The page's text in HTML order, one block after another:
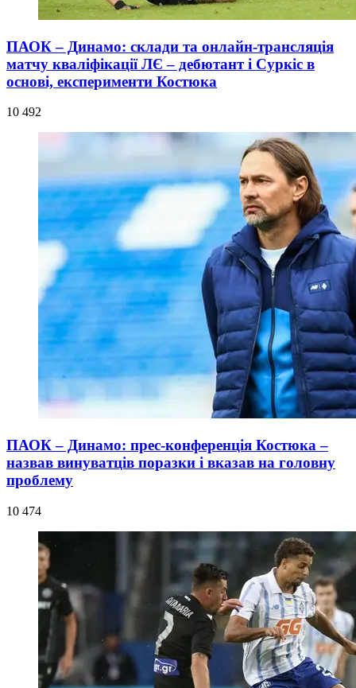
ПАОК – Динамо: склади та онлайн-трансляція
матчу кваліфікації ЛЄ – дебютант і Суркіс в
основі, експерименти Костюка
10 492
ПАОК – Динамо: прес-конференція Костюка –
назвав винуватців поразки і вказав на головну
проблему
10 474